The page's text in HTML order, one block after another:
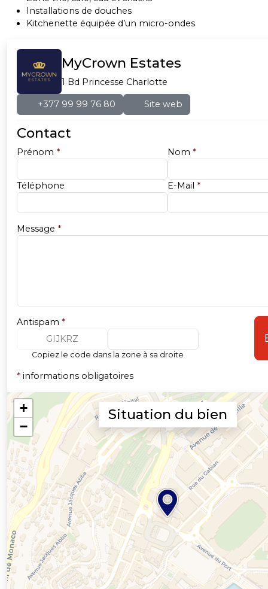
Installations de douches
Kitchenette équipée d’un micro-ondes
MyCrown Estates
1 Bd Princesse Charlotte
+377 99 99 76 80 Site web
Contact
Prénom * Nom *
Téléphone E-Mail *
Message *
Antispam *
GIJKRZ
Copiez le code dans la zone à sa droite
* informations obligatoires
Situation du bien